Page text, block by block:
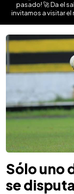
pasado! 🚀 Da el
invitamos a visitar
Sólo uno
se